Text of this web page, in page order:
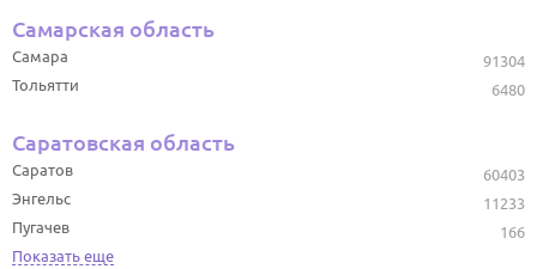
Самарская область
91304
Самара
6480
Тольятти
Саратовская область
60403
Саратов
11233
Энгельс
166
Пугачев
Показать еще